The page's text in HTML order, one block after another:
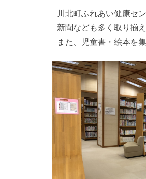
川北町ふれあい健康セ
新聞なども多く取り揃え
また、児童書・絵本を